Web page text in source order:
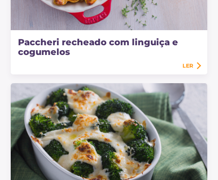
Paccheri recheado com linguiça e
cogumelos
LER